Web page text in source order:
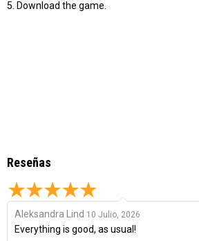
5. Download the game.
Reseñas
Aleksandra Lind 10 Julio, 2026
Everything is good, as usual!